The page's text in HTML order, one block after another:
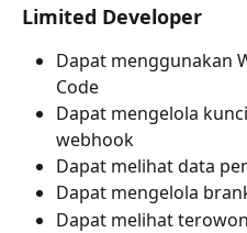
Limited Developer
Dapat menggunakan
Code
Dapat mengelola
webhook
Dapat melihat data
Dapat mengelola
Dapat melihat